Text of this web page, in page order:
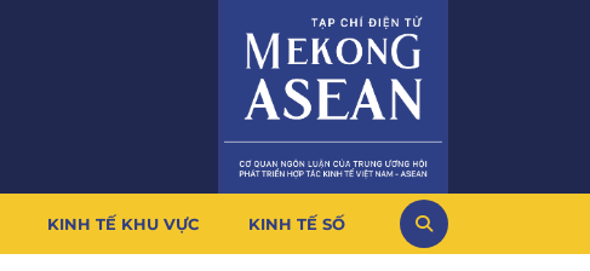
KINH TẾ KHU VỰC KINH TẾ SỐ